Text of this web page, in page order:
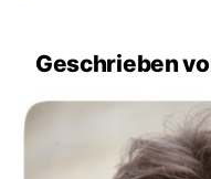
Geschrieben